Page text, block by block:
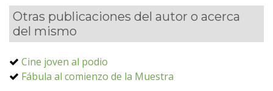
Otras publicaciones del autor o acerca
del mismo
Cine joven al podio
Fábula al comienzo de la Muestra